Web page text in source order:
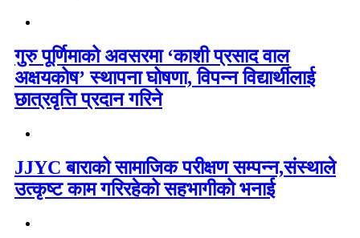
गुरु पूर्णिमाको अवसरमा ‘काशी प्रसाद वाल
अक्षयकोष’ स्थापना घोषणा, विपन्न विद्यार्थीलाई
छात्रवृत्ति प्रदान गरिने
JJYC बाराको सामाजिक परीक्षण सम्पन्न,संस्थाले
उत्कृष्ट काम गरिरहेको सहभागीको भनाई